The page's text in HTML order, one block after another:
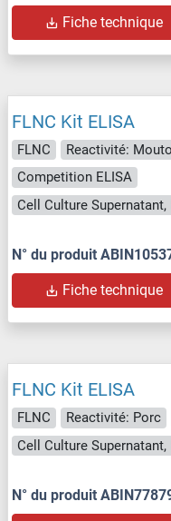
Fiche technique
FLNC Kit ELISA
FLNC Reactivité:
Competition ELISA
N° du produit
Fiche technique
FLNC Kit ELISA
FLNC Reactivité: Porc
N° du produit